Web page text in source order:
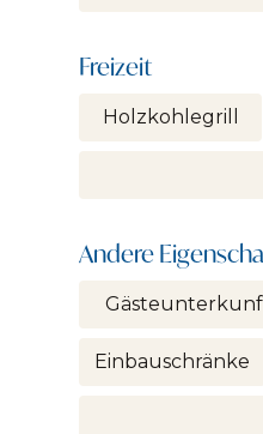
Freizeit
Holzkohlegrill
Andere
Einbauschränke